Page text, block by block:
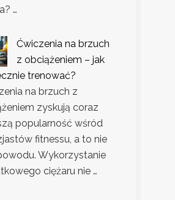
…
Ćwiczenia na brzuch
z obciążeniem – jak
trenować?
na brzuch z
zyskują coraz
popularność wśród
fitnessu, a to nie
Wykorzystanie
ciężaru nie …